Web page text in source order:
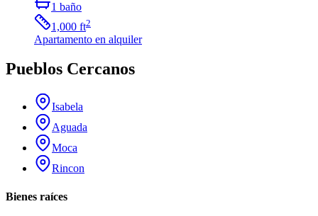
1 baño
1,000 ft2
Apartamento en alquiler
Pueblos Cercanos
Isabela
Aguada
Moca
Rincon
Bienes raíces